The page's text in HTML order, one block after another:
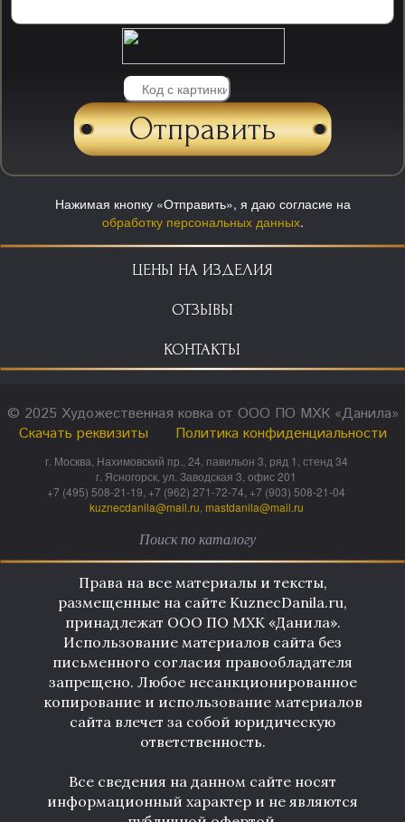
Нажимая кнопку «Отправить», я даю согласие на
обработку персональных данных.
ЦЕНЫ НА ИЗДЕЛИЯ
ОТЗЫВЫ
КОНТАКТЫ
© 2025 Художественная ковка от ООО ПО МХК «Данила»
Скачать реквизиты
Политика конфиденциальности
г. Москва, Нахимовский пр., 24, павильон 3, ряд 1, стенд 34
г. Ясногорск, ул. Заводская 3, офис 201
+7 (495) 508-21-19, +7 (962) 271-72-74, +7 (903) 508-21-04
kuznecdanila@mail.ru mastdanila@mail.ru
Права на все материалы и тексты,
размещенные на сайте KuznecDanila.ru,
принадлежат ООО ПО МХК «Данила».
Использование материалов сайта без
письменного согласия правообладателя
запрещено. Любое несанкционированное
копирование и использование материалов
сайта влечет за собой юридическую
ответственность.
Все сведения на данном сайте носят
информационный характер и не являются